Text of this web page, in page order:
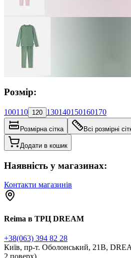
Розмір:
100110 120 130140150160170
Розмірна сітка Всі розмірні
Додати в кошик
Наявність у магазинах:
Контакти магазинів
Reima в ТРЦ DREAM
+38(063) 394 82 28
Київ, пр-т. Оболонський, 21В,
2 поверх)